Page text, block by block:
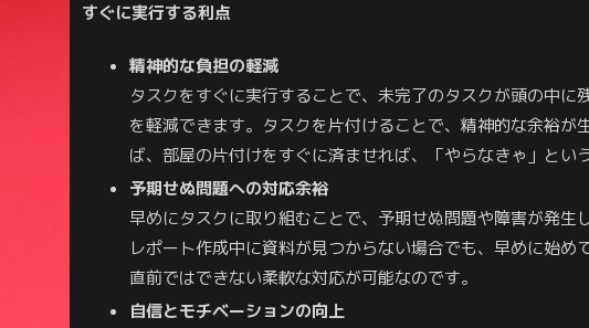
すぐに実行する利点
精神的な負担の軽減
タスクをすぐに実行することで、未完了のタスクが頭の中
を軽減できます。タスクを片付けることで、精神的な余裕
ば、部屋の片付けをすぐに済ませれば、「やらなきゃ」とい
予期せぬ問題への対応余裕
早めにタスクに取り組むことで、予期せぬ問題や障害が発生
レポート作成中に資料が見つからない場合でも、早めに始
直前ではできない柔軟な対応が可能なのです。
自信とモチベーションの向上